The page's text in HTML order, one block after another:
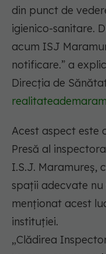
din punct de
igienico-sanitare.
acum ISJ
notificare.” a
Direcţia de
Acest aspect este
Presă al
I.S.J. Maramureș,
spaţii adecvate
menţionat acest
instituției.
„Clădirea